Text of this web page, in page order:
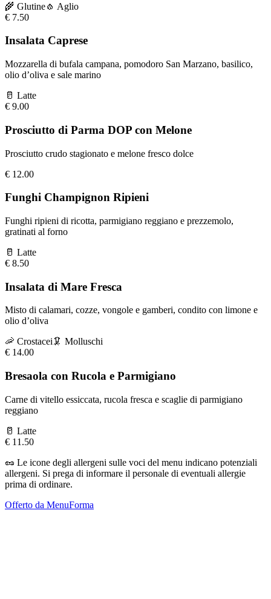
🌾 Glutine🧄 Aglio
€ 7.50
Insalata Caprese
Mozzarella di bufala campana, pomodoro San Marzano, basilico,
olio d’oliva e sale marino
🥛 Latte
€ 9.00
Prosciutto di Parma DOP con Melone
Prosciutto crudo stagionato e melone fresco dolce
€ 12.00
Funghi Champignon Ripieni
Funghi ripieni di ricotta, parmigiano reggiano e prezzemolo,
gratinati al forno
🥛 Latte
€ 8.50
Insalata di Mare Fresca
Misto di calamari, cozze, vongole e gamberi, condito con limone e
olio d’oliva
🦐 Crostacei 🦑 Molluschi
€ 14.00
Bresaola con Rucola e Parmigiano
Carne di vitello essiccata, rucola fresca e scaglie di parmigiano
reggiano
🥛 Latte
€ 11.50
🥜 Le icone degli allergeni sulle voci del menu indicano potenziali
allergeni. Si prega di informare il personale di eventuali allergie
prima di ordinare.
Offerto da MenuForma